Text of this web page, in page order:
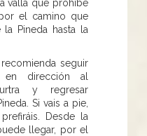
valla que prohíbe
el camino que
Pineda hasta la
seguir
en dirección al
y regresar
Si vais a pie,
Desde la
llegar, por el